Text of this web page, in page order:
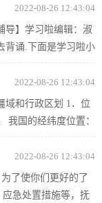
难点：函数综合题...
2022-08-26 12:43:04
导】学习啦编辑：淑
背诵.下面是学习啦小
地美，美在...
2022-08-26 12:43:04
和行政区划 1．位
我国的经纬度位置：
里江畔和最西...
2022-08-26 12:43:04
了使你们更好的了
急处置措施等，抚